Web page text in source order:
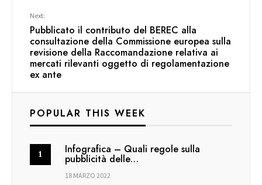
Next:
Pubblicato il contributo del BEREC alla
consultazione della Commissione europea sulla
revisione della Raccomandazione relativa ai
mercati rilevanti oggetto di regolamentazione
ex ante
POPULAR THIS WEEK
Infografica – Quali regole sulla
pubblicità delle…
18 MARZO 2022